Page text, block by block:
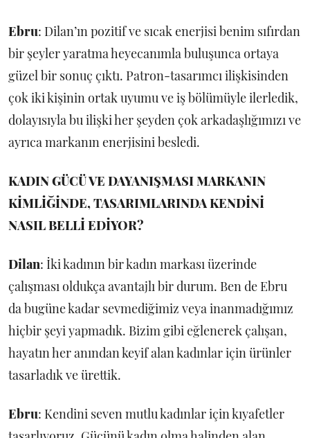
Ebru: Dilan’ın pozitif ve sıcak enerjisi benim sıfırdan
bir şeyler yaratma heyecanımla buluşunca ortaya
güzel bir sonuç çıktı. Patron-tasarımcı ilişkisinden
çok iki kişinin ortak uyumu ve iş bölümüyle ilerledik,
dolayısıyla bu ilişki her şeyden çok arkadaşlığımızı ve
ayrıca markanın enerjisini besledi.
KADIN GÜCÜ VE DAYANIŞMASI MARKANIN
KİMLİĞİNDE, TASARIMLARINDA KENDİNİ
NASIL BELLİ EDİYOR?
Dilan: İki kadının bir kadın markası üzerinde
çalışması oldukça avantajlı bir durum. Ben de Ebru
da bugüne kadar sevmediğimiz veya inanmadığımız
hiçbir şeyi yapmadık. Bizim gibi eğlenerek çalışan,
hayatın her anından keyif alan kadınlar için ürünler
tasarladık ve ürettik.
Ebru: Kendini seven mutlu kadınlar için kıyafetler
tasarlıyoruz. Gücünü kadın olma halinden alan,